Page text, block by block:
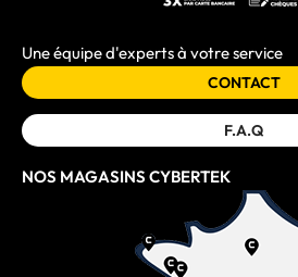
Une équipe d'experts à votre service
CONTACT
F.A.Q
NOS MAGASINS CYBERTEK